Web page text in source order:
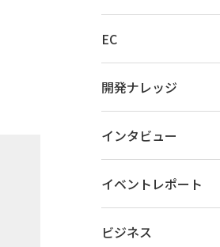
EC
開発ナレッジ
インタビュー
イベントレポート
ビジネス